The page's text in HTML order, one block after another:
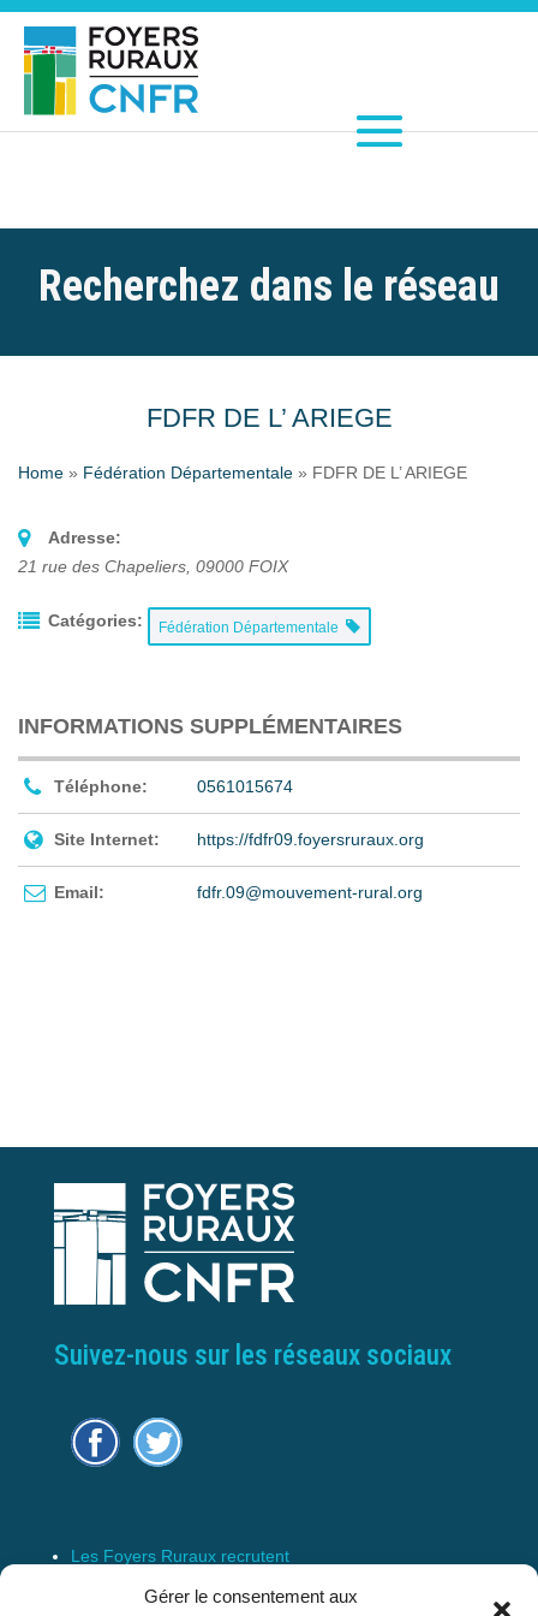
Gérer le consentement aux
Recherchez dans le réseau
FDFR DE L’ ARIEGE
Home » Fédération Départementale » FDFR DE L’ ARIEGE
Adresse:
21 rue des Chapeliers 09000 FOIX
Catégories: Fédération Départementale
INFORMATIONS SUPPLÉMENTAIRES
Téléphone: 0561015674
Site Internet: https://fdfr09.foyersruraux.org
Email: fdfr.09@mouvement-rural.org
Suivez-nous sur les réseaux sociaux
Les Foyers Ruraux recrutent
Connexion